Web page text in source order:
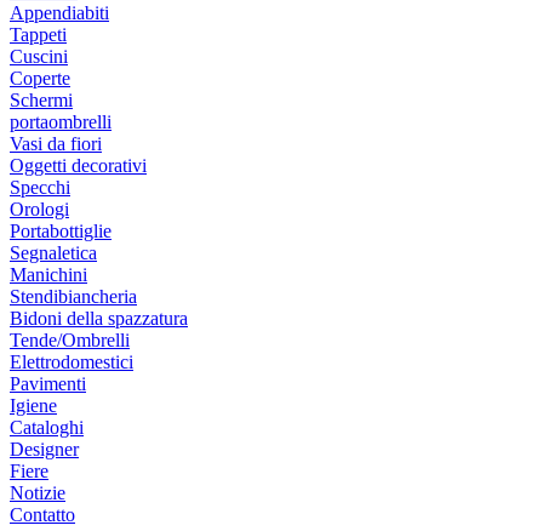
Appendiabiti
Tappeti
Cuscini
Coperte
Schermi
portaombrelli
Vasi da fiori
Oggetti decorativi
Specchi
Orologi
Portabottiglie
Segnaletica
Manichini
Stendibiancheria
Bidoni della spazzatura
Tende/Ombrelli
Elettrodomestici
Pavimenti
Igiene
Cataloghi
Designer
Fiere
Notizie
Contatto